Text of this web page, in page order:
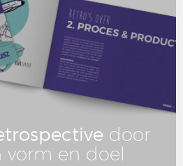
door
vorm en doel